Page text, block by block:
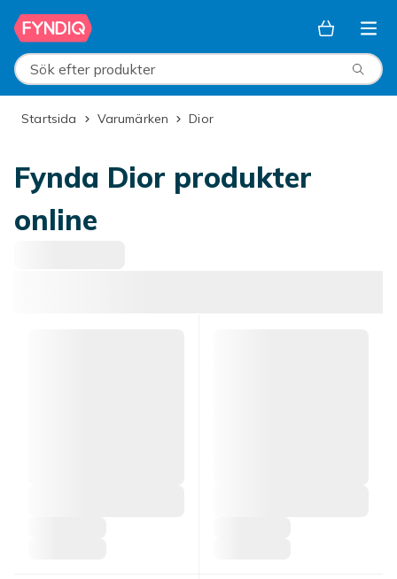
Hoppa till huvudinnehållet
Sök efter produkter
Startsida Varumärken Dior
Fynda Dior produkter
online